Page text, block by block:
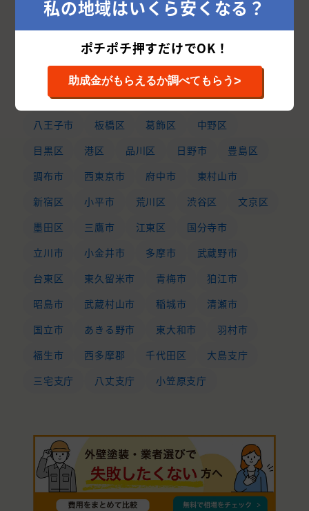
東京都の市区町村から外壁塗装業者を探す
中央区 練馬区 世田谷区
大田区
杉並区
足立区 町田市
江戸川区
八王子市
板橋区 葛飾区
中野区
目黒区
港区 品川区 日野市
豊島区
調布市
西東京市 府中市
東村山市
新宿区
小平市 荒川区 渋谷区
文京区
墨田区
三鷹市 江東区
国分寺市
立川市
小金井市 多摩市
武蔵野市
台東区
東久留米市 青梅市
狛江市
昭島市
武蔵村山市 稲城市
清瀬市
国立市
あきる野市 東大和市
羽村市
福生市
西多摩郡 千代田区
大島支庁
三宅支庁
八丈支庁 小笠原支庁
私の地域はいくら安くなる？
ポチポチ押すだけでOK！
助成金がもらえるか調べてもらう>